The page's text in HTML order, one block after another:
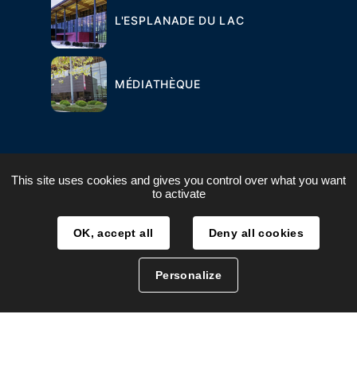
L'ESPLANADE DU LAC
MÉDIATHÈQUE
MENTIONS LÉGALES
TRAITEMENT DES DONNÉES
This site uses cookies and gives you control over what you want
to activate
OK, accept all Deny all cookies
Personalize